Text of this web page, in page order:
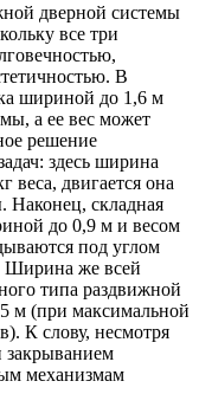
дверной системы
все три
В
шириной до 1,6 м
а ее вес может
решение
здесь ширина
веса, двигается она
Наконец, складная
до 0,9 м и весом
под углом
Ширина же всей
типа раздвижной
м (при максимальной
К слову, несмотря
закрыванием
механизмам